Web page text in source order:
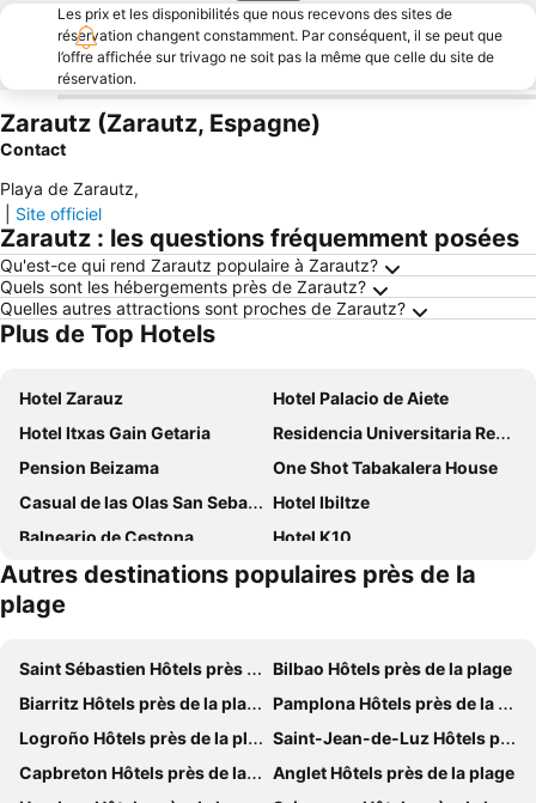
Les prix et les disponibilités que nous recevons des sites de
réservation changent constamment. Par conséquent, il se peut que
l’offre affichée sur trivago ne soit pas la même que celle du site de
réservation.
Zarautz (Zarautz, Espagne)
Contact
Playa de Zarautz,
Site officiel
Zarautz : les questions fréquemment posées
Qu'est-ce qui rend Zarautz populaire à Zarautz?
Quels sont les hébergements près de Zarautz?
Quelles autres attractions sont proches de Zarautz?
Plus de Top Hotels
Hotel Zarauz
Hotel Palacio de Aiete
Hotel Itxas Gain Getaria
Residencia Universitaria Resa Manuel Agud Querol
Pension Beizama
One Shot Tabakalera House
Casual de las Olas San Sebastian
Hotel Ibiltze
Balneario de Cestona
Hotel K10
Hotel & Thalasso Villa Antilla
Hotel de Londres y de Inglaterra
Barceló Costa Vasca
Colectia Hotel Ondarreta
Colectia Hotel Urumea
ibis Styles Zumaia Zestoa (opening May 2026)
NH Collection San Sebastián Aránzazu
Hotel Ilunion San Sebastián
Sercotel Codina
Hotel Zaragoza Plaza
Lasala Plaza Hotel
Autres destinations populaires près de la
plage
Saint Sébastien Hôtels près de la plage
Bilbao Hôtels près de la plage
Biarritz Hôtels près de la plage
Pamplona Hôtels près de la plage
Logroño Hôtels près de la plage
Saint-Jean-de-Luz Hôtels près de la plage
Capbreton Hôtels près de la plage
Anglet Hôtels près de la plage